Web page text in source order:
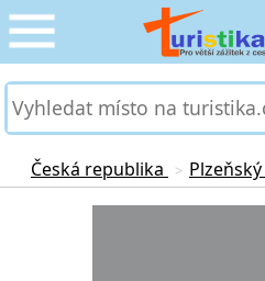
CESTOVÁNÍ
SLUŽBY & DOPRAVA
PRO TURISTY
Česká republika >